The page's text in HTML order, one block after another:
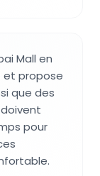
Mall en
et propose
que des
pour